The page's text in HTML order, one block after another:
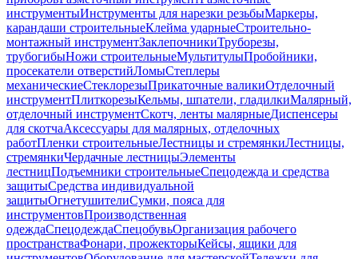
инструментыИнструменты для нарезки резьбыМаркеры,
карандаши строительныеКлейма ударныеСтроительно-
монтажный инструментЗаклепочникиТруборезы,
трубогибыНожи строительныеМультитулыПробойники,
просекатели отверстийЛомыСтеплеры
механическиеСтеклорезыПрикаточные валикиОтделочный
инструментПлиткорезыКельмы, шпатели, гладилкиМалярный,
отделочный инструментСкотч, ленты малярныеДиспенсеры
для скотчаАксессуары для малярных, отделочных
работПленки строительныеЛестницы и стремянкиЛестницы,
стремянкиЧердачные лестницыЭлементы
лестницПодъемники строительныеСпецодежда и средства
защитыСредства индивидуальной
защитыОгнетушителиСумки, пояса для
инструментовПроизводственная
одеждаСпецодеждаСпецобувьОрганизация рабочего
пространстваФонари, прожекторыКейсы, ящики для